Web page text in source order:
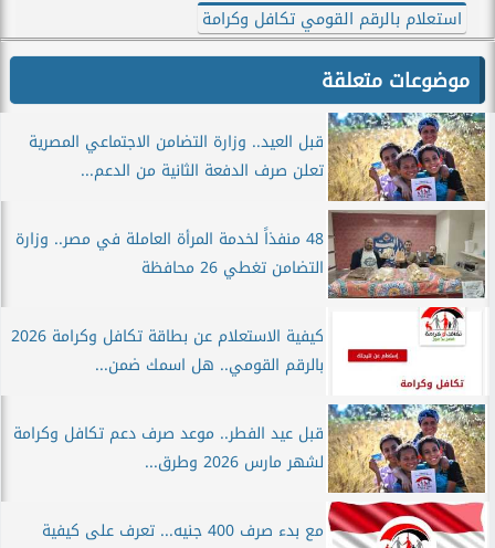
استعلام بالرقم القومي تكافل وكرامة
موضوعات متعلقة
قبل العيد.. وزارة التضامن الاجتماعي المصرية
تعلن صرف الدفعة الثانية من الدعم...
48 منفذاً لخدمة المرأة العاملة في مصر.. وزارة
التضامن تغطي 26 محافظة
كيفية الاستعلام عن بطاقة تكافل وكرامة 2026
بالرقم القومي.. هل اسمك ضمن...
قبل عيد الفطر.. موعد صرف دعم تكافل وكرامة
لشهر مارس 2026 وطرق...
مع بدء صرف 400 جنيه... تعرف على كيفية